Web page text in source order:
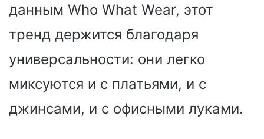
данным Who What Wear, этот
тренд держится благодаря
универсальности: они легко
миксуются и с платьями, и с
джинсами, и с офисными луками.